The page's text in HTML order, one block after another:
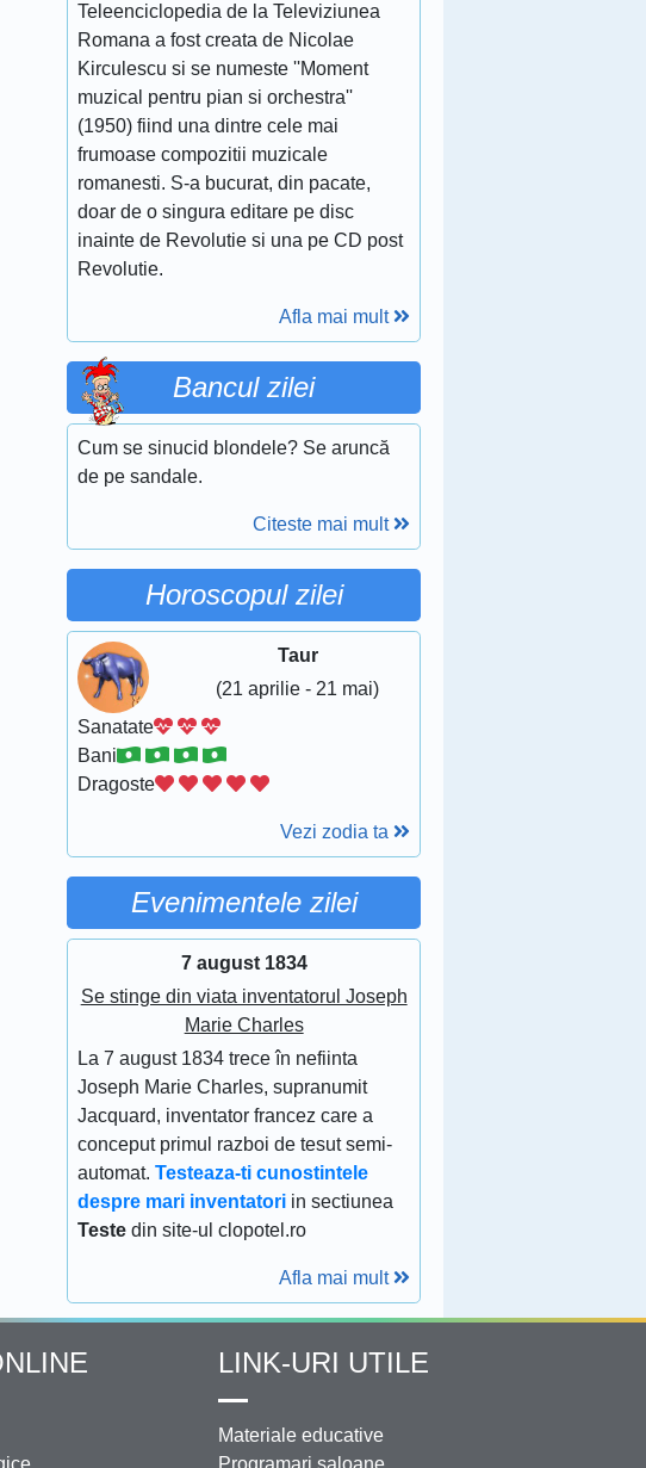
Teleenciclopedia de la Televiziunea
Romana a fost creata de Nicolae
Kirculescu si se numeste ''Moment
muzical pentru pian si orchestra''
(1950) fiind una dintre cele mai
frumoase compozitii muzicale
romanesti. S-a bucurat, din pacate,
doar de o singura editare pe disc
inainte de Revolutie si una pe CD post
Revolutie.
Afla mai mult
Bancul zilei
Cum se sinucid blondele? Se aruncă
de pe sandale.
Citeste mai mult
Horoscopul zilei
Taur
(21 aprilie - 21 mai)
Sanatate
Bani
Dragoste
Vezi zodia ta
Evenimentele zilei
7 august 1834
Se stinge din viata inventatorul Joseph
Marie Charles
La 7 august 1834 trece în nefiinta
Joseph Marie Charles, supranumit
Jacquard, inventator francez care a
conceput primul razboi de tesut semi-
automat.Testeaza-ti cunostintele
despre mari inventatori in sectiunea
Teste din site-ul clopotel.ro
Afla mai mult
LINK-URI UTILE
Materiale educative
Programari saloane